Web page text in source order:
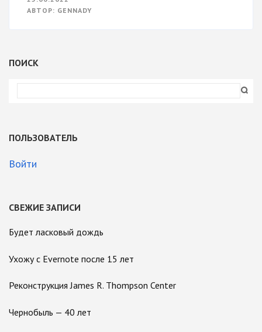
АВТОР: GENNADY
ПОИСК
ПОЛЬЗОВАТЕЛЬ
Войти
СВЕЖИЕ ЗАПИСИ
Будет ласковый дождь
Ухожу с Evernote после 15 лет
Реконструкция James R. Thompson Center
Чернобыль — 40 лет